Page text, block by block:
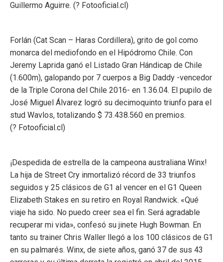
Guillermo Aguirre. (? Fotooficial.cl)
Forlán (Cat Scan – Haras Cordillera), grito de gol como
monarca del mediofondo en el Hipódromo Chile. Con
Jeremy Laprida ganó el Listado Gran Hándicap de Chile
(1.600m), galopando por 7 cuerpos a Big Daddy -vencedor
de la Triple Corona del Chile 2016- en 1.36.04. El pupilo de
José Miguel Álvarez logró su decimoquinto triunfo para el
stud Wavlos, totalizando $ 73.438.560 en premios.
(? Fotooficial.cl)
¡Despedida de estrella de la campeona australiana Winx!
La hija de Street Cry inmortalizó récord de 33 triunfos
seguidos y 25 clásicos de G1 al vencer en el G1 Queen
Elizabeth Stakes en su retiro en Royal Randwick. «Qué
viaje ha sido. No puedo creer sea el fin. Será agradable
recuperar mi vida», confesó su jinete Hugh Bowman. En
tanto su trainer Chris Waller llegó a los 100 clásicos de G1
en su palmarés. Winx, de siete años, ganó 37 de sus 43